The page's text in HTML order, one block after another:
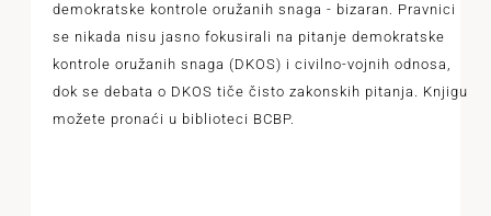
demokratske kontrole oružanih snaga - bizaran. Pravnici
se nikada nisu jasno fokusirali na pitanje demokratske
kontrole oružanih snaga (DKOS) i civilno-vojnih odnosa,
dok se debata o DKOS tiče čisto zakonskih pitanja. Knjigu
možete pronaći u biblioteci BCBP.